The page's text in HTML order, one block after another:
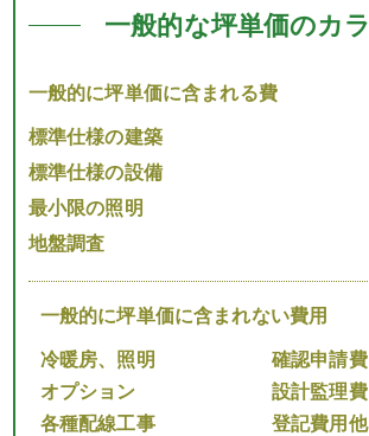
一般的な坪単価のカ
一般的に坪単価に含まれる費
標準仕様の建築
標準仕様の設備
最小限の照明
地盤調査
一般的に坪単価に含まれない費用
冷暖房、照明
確認申請費
オプション
設計監理費
各種配線工事
登記費用他